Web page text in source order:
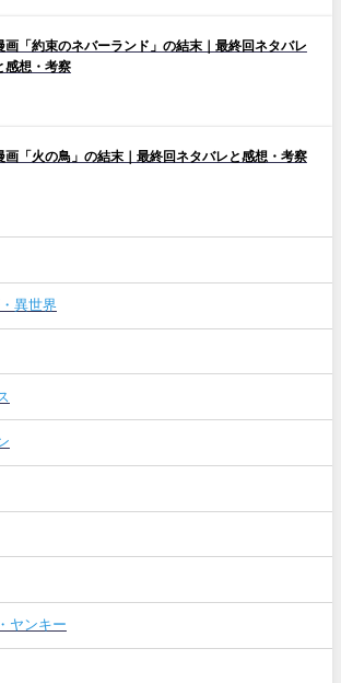
画「約束のネバーランド」の結末｜最終回ネタバレ
感想・考察
画「火の鳥」の結末｜最終回ネタバレと感想・考察
異世界
ヤンキー